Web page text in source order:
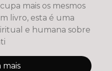
mais os mesmos
e humana sobre
mais